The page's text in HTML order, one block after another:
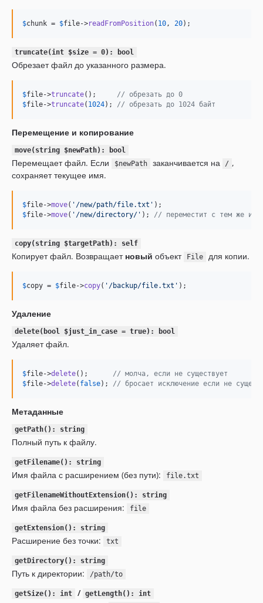
$chunk = $file->readFromPosition( 10, 20);
truncate(int $size = 0): bool
Обрезает файл до указанного размера.
$file->truncate(); // обрезать до 0
$file->truncate( 1024); // обрезать до 1024 байт
Перемещение и копирование
move(string $newPath): bool
Перемещает файл. Если $newPath заканчивается на / ,
сохраняет текущее имя.
$file->move( ' /new/path/file.txt '
$file->move( ' /new/directory/ ' ); // переместит с тем же
copy(string $targetPath): self
Копирует файл. Возвращает новый объект File для копии.
$copy = $file->copy( ' /backup/file.txt ' );
Удаление
delete(bool $just_in_case = true): bool
Удаляет файл.
$file->delete(); // молча, если не существует
$file->delete( false); // бросает исключение если не
Метаданные
getPath(): string
Полный путь к файлу.
getFilename(): string
Имя файла с расширением (без пути): file.txt
getFilenameWithoutExtension(): string
Имя файла без расширения: file
getExtension(): string
Расширение без точки: txt
getDirectory(): string
Путь к директории: /path/to
getSize(): int / getLength(): int